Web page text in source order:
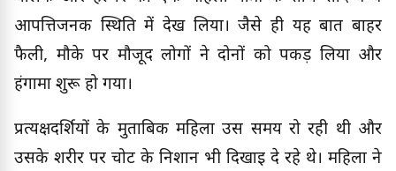
आपत्तिजनक स्थिति में देख लिया। जैसे ही यह बात बाहर
फैली, मौके पर मौजूद लोगों ने दोनों को पकड़ लिया और
हंगामा शुरू हो गया।
प्रत्यक्षदर्शियों के मुताबिक महिला उस समय रो रही थी और
उसके शरीर पर चोट के निशान भी दिखाई दे रहे थे। महिला ने